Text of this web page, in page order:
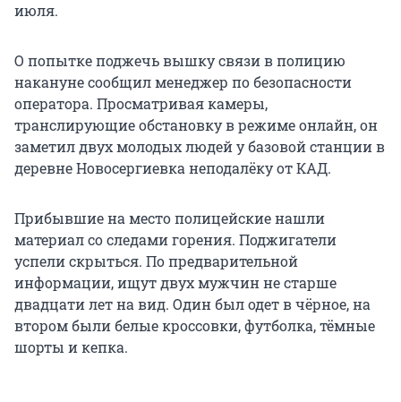
июля.
О попытке поджечь вышку связи в полицию
накануне сообщил менеджер по безопасности
оператора. Просматривая камеры,
транслирующие обстановку в режиме онлайн, он
заметил двух молодых людей у базовой станции в
деревне Новосергиевка неподалёку от КАД.
Прибывшие на место полицейские нашли
материал со следами горения. Поджигатели
успели скрыться. По предварительной
информации, ищут двух мужчин не старше
двадцати лет на вид. Один был одет в чёрное, на
втором были белые кроссовки, футболка, тёмные
шорты и кепка.